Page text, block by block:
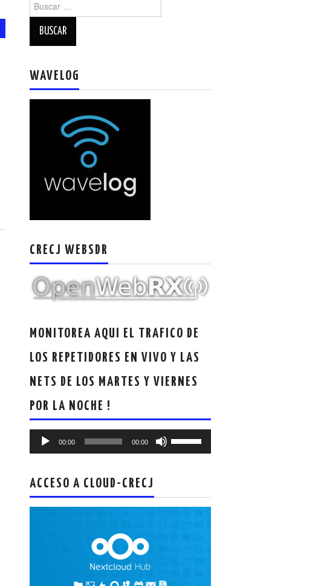
WAVELOG
CRECJ WEBSDR
MONITOREA AQUI EL TRAFICO DE
LOS REPETIDORES EN VIVO Y LAS
NETS DE LOS MARTES Y VIERNES
POR LA NOCHE !
Reproductor
de
00:00 00:00
las
flecha
ACCESO A CLOUD-CRECJ